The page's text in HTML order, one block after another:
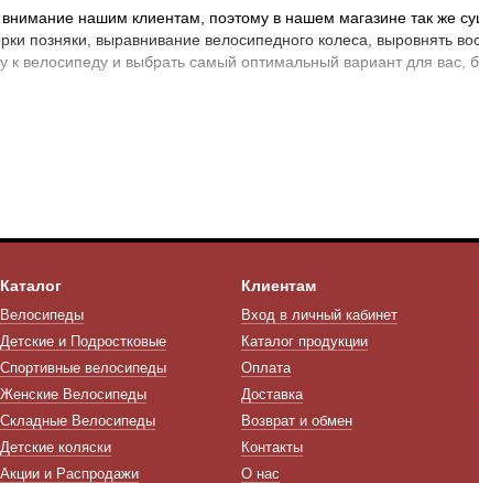
нашим клиентам, поэтому в нашем магазине так же
позняки, выравнивание велосипедного колеса, выровнять
велосипеду и выбрать самый оптимальный вариант для вас,
Каталог
Велосипеды
Детские и Подростковые
Спортивные велосипеды
Женские Велосипеды
Складные Велосипеды
Детские коляски
Акции и Распродажи
Клиентам
Вход в личный кабинет
Каталог продукции
Оплата
Доставка
Возврат и обмен
Контакты
О нас